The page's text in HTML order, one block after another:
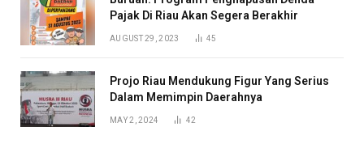
Pajak Di Riau Akan Segera Berakhir
AUGUST 29, 2023 45
Projo Riau Mendukung Figur Yang Serius
Dalam Memimpin Daerahnya
MAY 2, 2024 42